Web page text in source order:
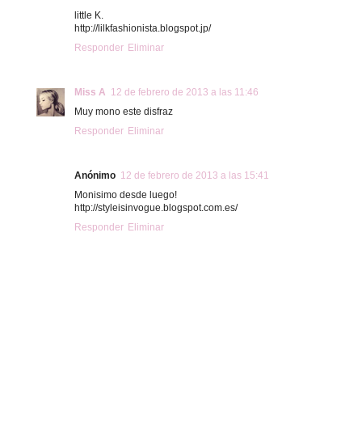
little K.
http://lilkfashionista.blogspot.jp/
Responder Eliminar
Miss A 12 de febrero de 2013 a las 11:46
Muy mono este disfraz
Responder Eliminar
Anónimo 12 de febrero de 2013 a las 15:41
Monisimo desde luego!
http://styleisinvogue.blogspot.com.es/
Responder Eliminar